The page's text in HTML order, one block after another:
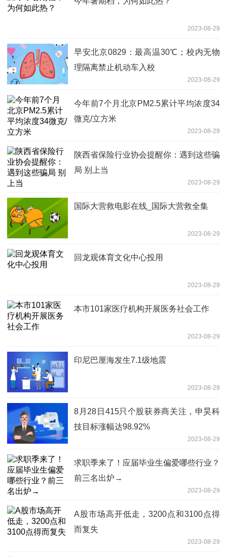
2023-08-29
早安北京0829：最高温30℃；校内无物
理隔离禁止机动车入校
2023-08-29
今年前7个月北京PM2.5累计平均浓度34
微克/立方米
2023-08-29
陕西省保险行业协会提醒你：遇到这些骗
局 别上当
2023-08-29
国际大营救电影在线_国际大营救全集
2023-08-29
回龙观体育文化中心投用
2023-08-29
本市101家医疗机构开展医务社会工作
2023-08-29
印尼巴厘海发生7.1级地震
2023-08-29
8月28日415只个股获券商关注，申昊科
技目标涨幅达98.92%
2023-08-29
求职季来了！应届毕业生偏爱哪些行业？
前三名出炉→
2023-08-29
A股市场高开低走，3200点和3100点得
而复失
2023-08-29